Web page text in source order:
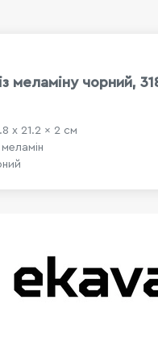
меламіну чорний,
x 21.2 x 2 см